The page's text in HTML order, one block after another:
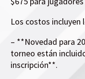
Los costos incluyen
– **Novedad para
torneo están
inscripción**.